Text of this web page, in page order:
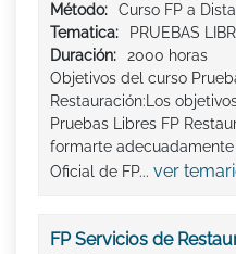
Método:
Curso FP a
Tematica:
PRUEBAS
Duración:
2000 horas
Objetivos del curso
Restauración:Los
Pruebas Libres FP
formarte
Oficial de FP... ver
FP Servicios de